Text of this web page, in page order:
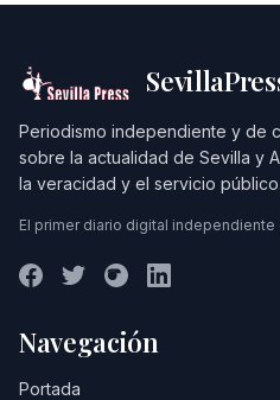
Periodismo independiente y de
sobre la actualidad de Sevilla y
la veracidad y el servicio público.
El primer diario digital independiente
Navegación
Portada